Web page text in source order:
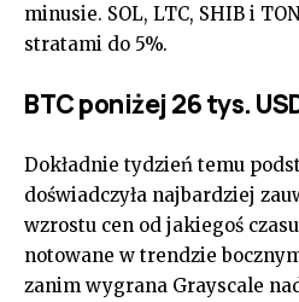
minusie. SOL, LTC, SHIB i
stratami do 5%.
BTC poniżej 26 tys.
Dokładnie tydzień temu
doświadczyła najbardziej
wzrostu cen od jakiegoś
notowane w trendzie
zanim wygrana Grayscale